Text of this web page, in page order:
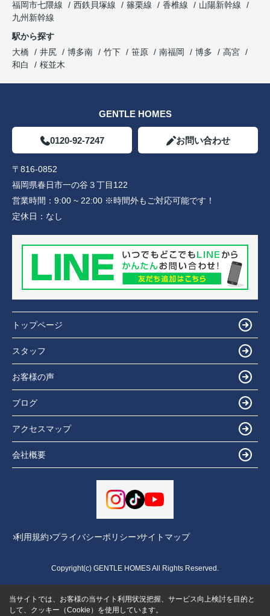
福岡市七隈線
西鉄貝塚線 篠栗線 香椎線
山陽新幹線
九州新幹線
駅から探す
大橋
井尻 博多南 竹下 笹原 南福岡 博多
高宮
和白
桜並木
GENTLE HOMES
0120-92-7247 お問い合わせ
〒816-0852
福岡県春日市一の谷３丁目122
営業時間： 9:00 ~ 22:00 ※時間外もご対応可能です！
定休日： なし
トップページ
スタッフ
お客様の声
ブログ
アクセスマップ
会社概要
利用規約 プライバシーポリシー サイトマップ
Copyright(c) GENTLE HOMES All Rights Reserved.
当サイトでは、お客様の当サイト利用状況把握、サービス向上検討を目的と
して、クッキー（Cookie）を使用しています。